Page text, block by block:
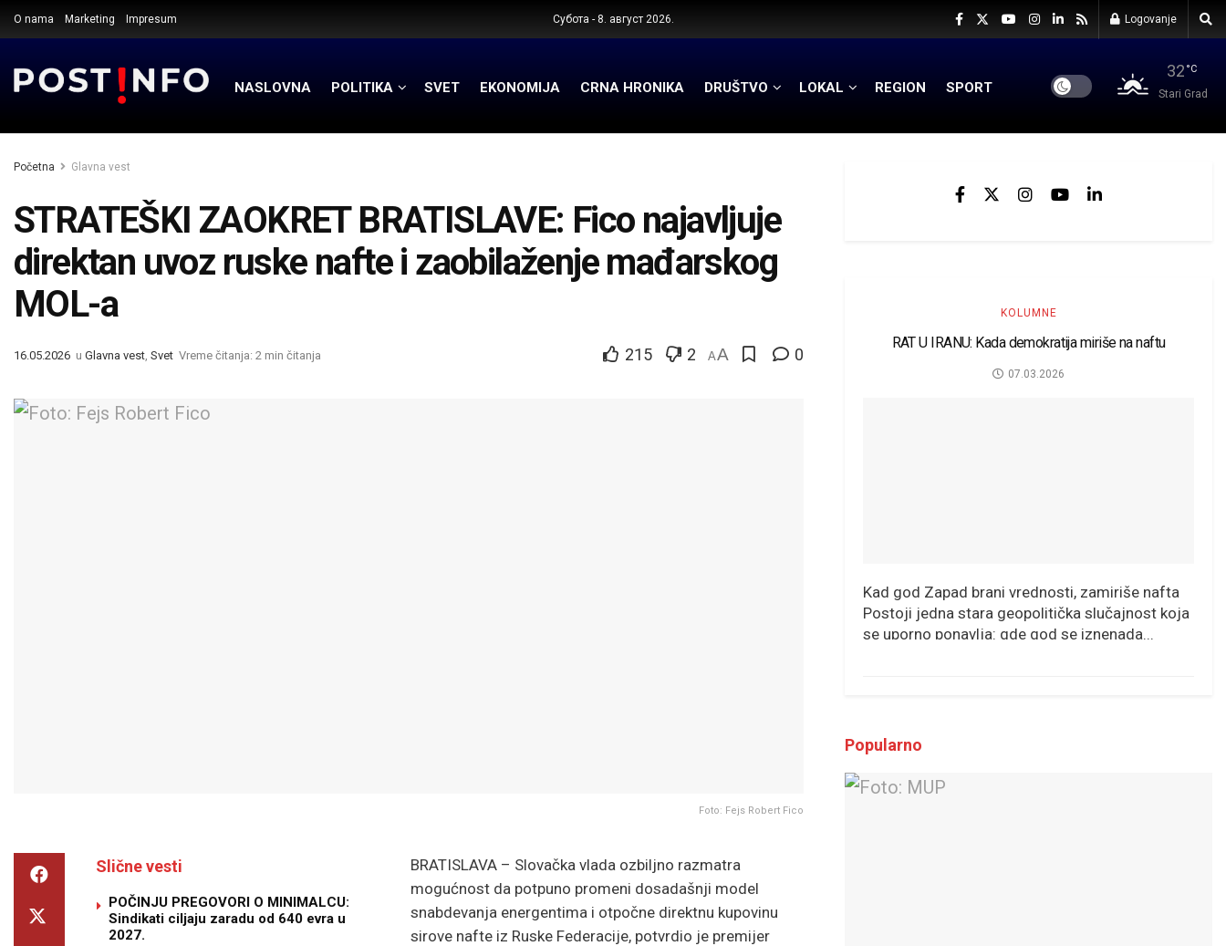
O nama Marketing Impresum Субота - 8. август 2026. Logovanje
NASLOVNA POLITIKA SVET EKONOMIJA CRNA HRONIKA DRUŠTVO LOKAL REGION SPORT
32 °C
Stari Grad
Početna Glavna vest
STRATEŠKI ZAOKRET BRATISLAVE: Fico najavljuje
direktan uvoz ruske nafte i zaobilaženje mađarskog
MOL-a
16.05.2026 u Glavna vest, Svet Vreme čitanja: 2 min čitanja 215 2 AA 0
Foto: Fejs Robert Fico
Slične vesti
POČINJU PREGOVORI O MINIMALCU:
Sindikati ciljaju zaradu od 640 evra u
2027.
BRATISLAVA – Slovačka vlada ozbiljno razmatra
mogućnost da potpuno promeni dosadašnji model
snabdevanja energentima i otpočne direktnu kupovinu
sirove nafte iz Ruske Federacije, potvrdio je premijer
KOLUMNE
RAT U IRANU: Kada demokratija miriše na naftu
07.03.2026
Kad god Zapad brani vrednosti, zamiriše nafta
Postoji jedna stara geopolitička slučajnost koja
se uporno ponavlja: gde god se iznenada...
Popularno